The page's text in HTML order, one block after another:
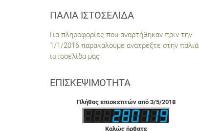
ΠΑΛΙΆ ΙΣΤΟΣΕΛΊΔΑ
Για πληροφορίες που αναρτήθηκαν πριν την
1/1/2016 παρακαλούμε ανατρέξτε στην παλιά
ιστοσελίδα μας
ΕΠΙΣΚΕΨΙΜΌΤΗΤΑ
Πλήθος επισκεπτών από 3/5/2018
Καλώς ήρθατε